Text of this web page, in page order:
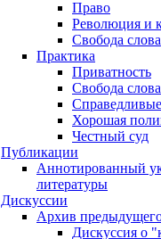
Право
Революция и
Свобода слова
Практика
Приватность
Свобода слова
Хорошая
Честный суд
Публикации
Аннотированный
литературы
Дискуссии
Архив
Дискуссия о